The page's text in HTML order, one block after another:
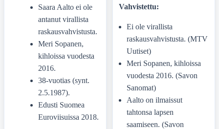
Saara Aalto ei ole
antanut virallista
raskausvahvistusta.
Meri Sopanen,
kihloissa vuodesta
2016.
38-vuotias (synt.
2.5.1987).
Edusti Suomea
Euroviisuissa 2018.
Vahvistettu:
Ei ole virallista
raskausvahvistusta. (MTV
Uutiset)
Meri Sopanen, kihloissa
vuodesta 2016. (Savon
Sanomat)
Aalto on ilmaissut
tahtonsa lapsen
saamiseen. (Savon